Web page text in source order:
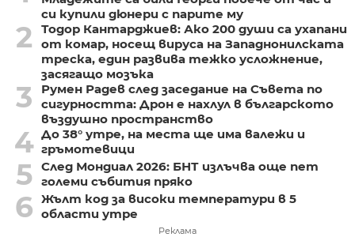
си купили дюнери с парите му
2
Тодор Кантарджиев: Ако 200 души са ухапани
от комар, носещ вируса на Западнонилската
треска, един развива тежко усложнение,
засягащо мозъка
3
Румен Радев след заседание на Съвета по
сигурността: Дрон е нахлул в българското
въздушно пространство
4 До 38° утре, на места ще има валежи и
гръмотевици
5 След Мондиал 2026: БНТ излъчва още пет
големи събития пряко
6 Жълт код за високи температури в 5
области утре
Реклама